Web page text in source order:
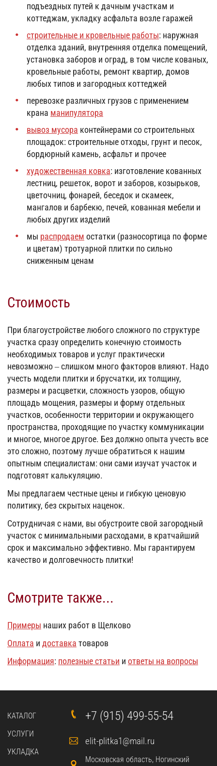
подъездных путей к дачным участкам и
коттеджам, укладку асфальта возле гаражей
строительные и кровельные работы: наружная
отделка зданий, внутренняя отделка помещений,
установка заборов и оград, в том числе кованых,
кровельные работы, ремонт квартир, домов
любых типов и загородных коттеджей
перевозке различных грузов с применением
крана манипулятора
вывоз мусора контейнерами со строительных
площадок: строительные отходы, грунт и песок,
бордюрный камень, асфальт и прочее
художественная ковка: изготовление кованных
лестниц, решеток, ворот и заборов, козырьков,
цветочниц, фонарей, беседок и скамеек,
мангалов и барбекю, печей, кованная мебели и
любых других изделий
мы распродаем остатки (разносортица по форме
и цветам) тротуарной плитки по сильно
сниженным ценам
Стоимость
При благоустройстве любого сложного по структуре
участка сразу определить конечную стоимость
необходимых товаров и услуг практически
невозможно – слишком много факторов влияют. Надо
учесть модели плитки и брусчатки, их толщину,
размеры и расцветки, сложность узоров, общую
площадь мощения, размеры и форму отдельных
участков, особенности территории и окружающего
пространства, проходящие по участку коммуникации
и многое, многое другое. Без должно опыта учесть все
это сложно, поэтому лучше обратиться к нашим
опытным специалистам: они сами изучат участок и
подготовят калькуляцию.
Мы предлагаем честные цены и гибкую ценовую
политику, без скрытых наценок.
Сотрудничая с нами, вы обустроите свой загородный
участок с минимальными расходами, в кратчайший
срок и максимально эффективно. Мы гарантируем
качество и долговечность плитки!
Смотрите также...
Примеры наших работ в Щелково
Оплата и доставка товаров
Информация: полезные статьи и ответы на вопросы
КАТАЛОГ
УСЛУГИ
УКЛАДКА
+7 (915) 499-55-54
elit-plitka1@mail.ru
Московская область, Ногинский